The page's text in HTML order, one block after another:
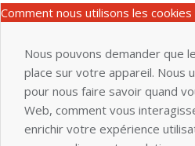
Comment nous utilisons les cookies
Nous pouvons demander que
place sur votre appareil. Nous
pour nous faire savoir quand
Web, comment vous
enrichir votre expérience